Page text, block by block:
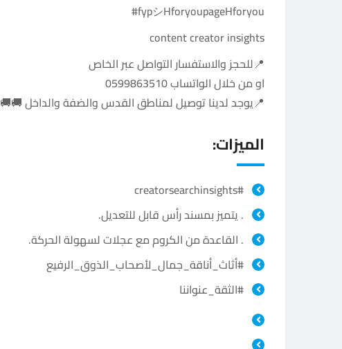
fypシHforyoupageHforyou#
content creator insights
📍للحجز والاستفسار التواصل عبر الخاص
او من خلال الواتساب 0599863510
📍يوجد لدينا توصيل لمناطق القدس والضفة والداخل 🚚🚚
الميزات:
#creatorsearchinsights
. يتميز بمسند رأس قابل للتعديل.
. القاعدة من الكروم مع عجلات لسهولة الحركة.
#أثاث_أناقة_جمال_لأصحاب_الذوق_الرفيع
#الثقة_عنواننا